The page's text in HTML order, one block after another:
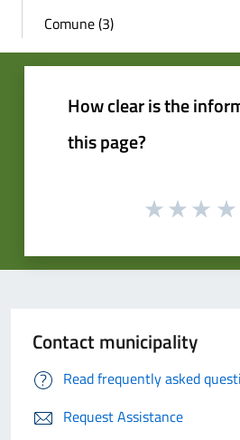
Comune (3)
How clear is the
this page?
Contact municipality
Read frequently asked
Request Assistance